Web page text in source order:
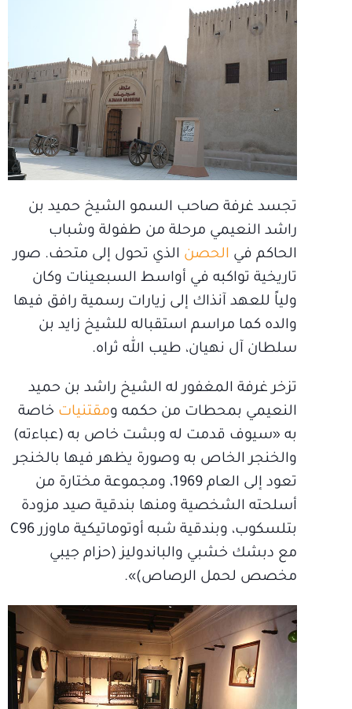
تجسد غرفة صاحب السمو الشيخ حميد بن
راشد النعيمي مرحلة من طفولة وشباب
الحاكم في الحصن الذي تحول إلى متحف. صور
تاريخية تواكبه في أواسط السبعينات وكان
ولياً للعهد آنذاك إلى زيارات رسمية رافق فيها
والده كما مراسم استقباله للشيخ زايد بن
سلطان آل نهيان، طيب الله ثراه.
تزخر غرفة المغفور له الشيخ راشد بن حميد
النعيمي بمحطات من حكمه ومقتنيات خاصة
به «سيوف قدمت له وبشت خاص به (عباءته)
والخنجر الخاص به وصورة يظهر فيها بالخنجر
تعود إلى العام 1969، ومجموعة مختارة من
أسلحته الشخصية ومنها بندقية صيد مزودة
بتلسكوب، وبندقية شبه أوتوماتيكية ماوزر C96
مع دبشك خشبي والباندوليز (حزام جيبي
مخصص لحمل الرصاص)».